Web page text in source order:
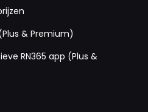
& Premium)
RN365 app (Plus &